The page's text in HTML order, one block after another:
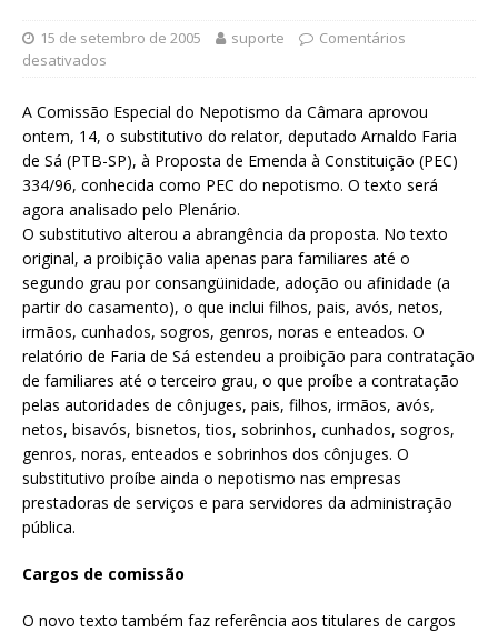
15 de setembro de 2005 suporte
Comentários
desativados
A Comissão Especial do Nepotismo da Câmara aprovou
ontem, 14, o substitutivo do relator, deputado Arnaldo Faria
de Sá (PTB-SP), à Proposta de Emenda à Constituição (PEC)
334/96, conhecida como PEC do nepotismo. O texto será
agora analisado pelo Plenário.
O substitutivo alterou a abrangência da proposta. No texto
original, a proibição valia apenas para familiares até o
segundo grau por consangüinidade, adoção ou afinidade (a
partir do casamento), o que inclui filhos, pais, avós, netos,
irmãos, cunhados, sogros, genros, noras e enteados. O
relatório de Faria de Sá estendeu a proibição para contratação
de familiares até o terceiro grau, o que proíbe a contratação
pelas autoridades de cônjuges, pais, filhos, irmãos, avós,
netos, bisavós, bisnetos, tios, sobrinhos, cunhados, sogros,
genros, noras, enteados e sobrinhos dos cônjuges. O
substitutivo proíbe ainda o nepotismo nas empresas
prestadoras de serviços e para servidores da administração
pública.
Cargos de comissão
O novo texto também faz referência aos titulares de cargos